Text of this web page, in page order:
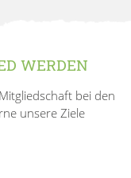
WERDEN
bei den
unsere Ziele